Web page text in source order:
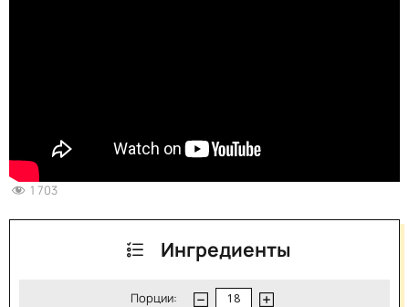
1 703
Ингредиенты
Порции: